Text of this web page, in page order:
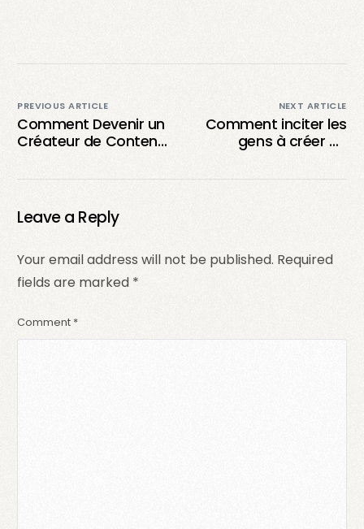
PREVIOUS ARTICLE
Comment Devenir un
Créateur de Contenu
Complet
NEXT ARTICLE
Comment inciter les
gens à créer du
les utilisateurs ?
Leave a Reply
Your email address will not be published. Required
fields are marked *
Comment *